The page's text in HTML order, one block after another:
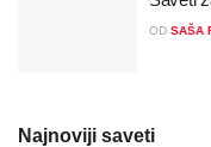
OD SAŠA
Najnoviji saveti